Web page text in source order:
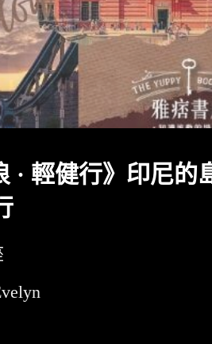
· 輕健行》印尼的